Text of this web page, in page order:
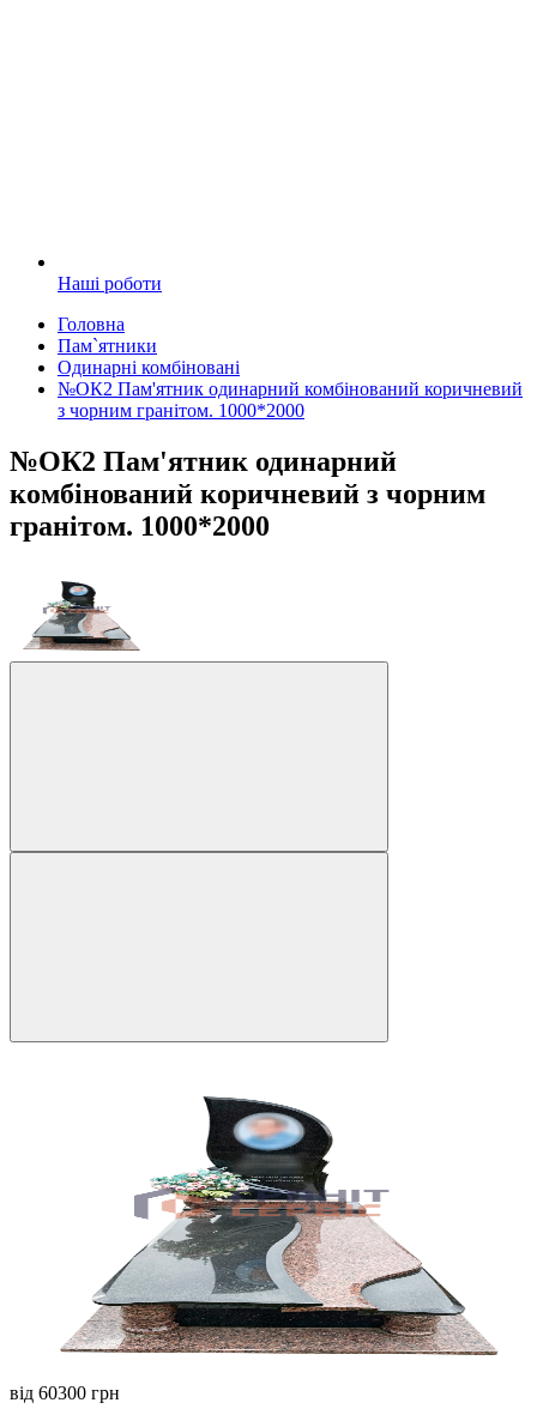
Наші роботи
Головна
Пам`ятники
Одинарні комбіновані
№ОК2 Пам'ятник одинарний комбінований коричневий
з чорним гранітом. 1000*2000
№ОК2 Пам'ятник одинарний
комбінований коричневий з чорним
гранітом. 1000*2000
від 60300 грн